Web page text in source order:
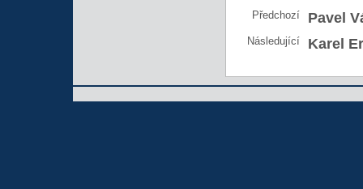
Předchozí Pavel
Následující Karel